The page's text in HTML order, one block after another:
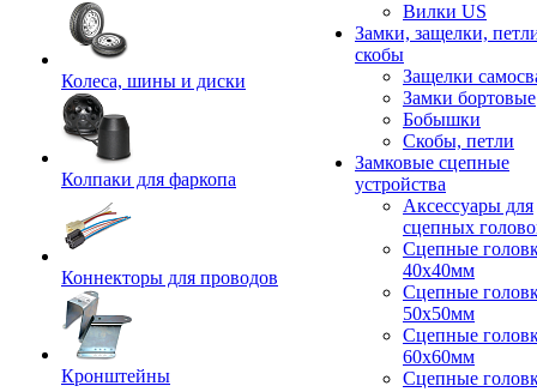
Колеса, шины и диски
Колпаки для фаркопа
Коннекторы для проводов
Кронштейны
Вилки US
Замки, защелки,
скобы
Защелки
Замки бортовые
Бобышки
Скобы, петли
Замковые сцепные
устройства
Аксессуары для
сцепных
Сцепные
40x40мм
Сцепные
50x50мм
Сцепные
60x60мм
Сцепные